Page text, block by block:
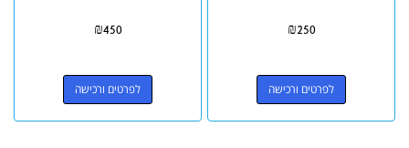
₪250
לפרטים ורכישה
₪450
לפרטים ורכישה